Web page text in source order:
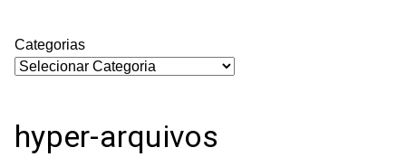
Categorias
hyper-arquivos